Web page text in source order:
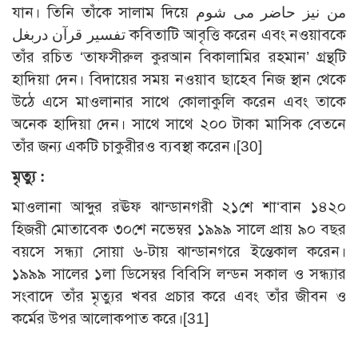
যান। তিনি তাঁকে সালাম দিয়ে من نيز حاضر مى شوم
تفسير قرآن دربغل কবিতাটি আবৃত্তি করেন এবং নওয়াবকে
তাঁর রচিত ‘তাফসীরুল কুরআন বিকালামির রহমান’ গ্রন্থটি
হাদিয়া দেন। বিদায়ের সময় নওয়াব ছাহেব নিজ স্থান থেকে
উঠে এসে মাওলানার সাথে কোলাকুলি করেন এবং তাকে
অনেক হাদিয়া দেন। সাথে সাথে ২০০ টাকা মাসিক বেতনে
তাঁর জন্য একটি চাকুরীরও ব্যবস্থা করেন।[30]
মৃত্যু :
মাওলানা আব্দুর রঊফ ঝান্ডানগরী ২১শে শা‘বান ১৪২০
হিজরী মোতাবেক ৩০শে নভেম্বর ১৯৯৯ সালে প্রায় ৯০ বছর
বয়সে সন্ধ্যা সোয়া ৬-টায় ঝান্ডানগরে ইন্তেকাল করেন।
১৯৯৯ সালের ১লা ডিসেম্বর বিবিসি লন্ডন সকাল ও সন্ধ্যার
সংবাদে তাঁর মৃত্যুর খবর প্রচার করে এবং তাঁর জীবন ও
কর্মের উপর আলোকপাত করে।[31]